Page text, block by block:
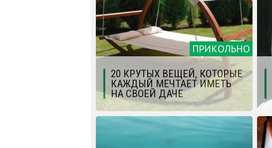
ПРИКОЛЬНО
20 КРУТЫХ ВЕЩЕЙ, КОТОРЫЕ
КАЖДЫЙ МЕЧТАЕТ ИМЕТЬ
НА СВОЕЙ ДАЧЕ